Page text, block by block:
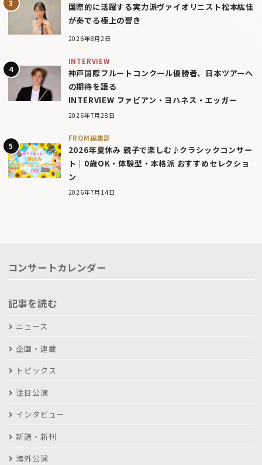
国際的に活躍する実力派ヴァイオリニスト松本紘佳
が奏でる極上の響き
2026年8月2日
INTERVIEW
神戸国際フルートコンクール優勝者、日本ツアーへ
の期待を語る
INTERVIEW ファビアン・ヨハネス・エッガー
2026年7月28日
FROM編集部
2026年夏休み 親子で楽しむ♪クラシックコンサー
ト｜0歳OK・体験型・本格派 おすすめセレクショ
ン
2026年7月14日
コンサートカレンダー
記事を読む
ニュース
企画・連載
トピックス
注目公演
インタビュー
新譜・新刊
海外公演